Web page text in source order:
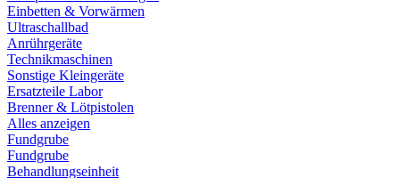
Einbetten & Vorwärmen
Ultraschallbad
Anrührgeräte
Technikmaschinen
Sonstige Kleingeräte
Ersatzteile Labor
Brenner & Lötpistolen
Alles anzeigen
Fundgrube
Fundgrube
Behandlungseinheit